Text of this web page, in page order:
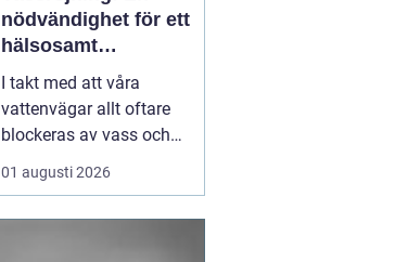
nödvändighet för ett
hälsosamt
vattenlandskap
I takt med att våra
vattenvägar allt oftare
blockeras av vass och
andra vattenväxter, ökar
också behovet av
01 augusti 2026